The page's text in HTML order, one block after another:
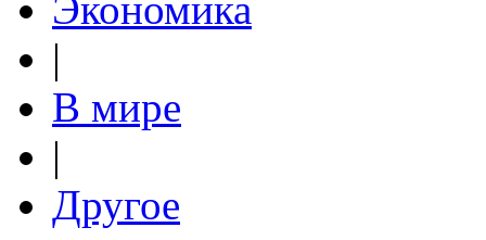
|
В мире
|
Другое